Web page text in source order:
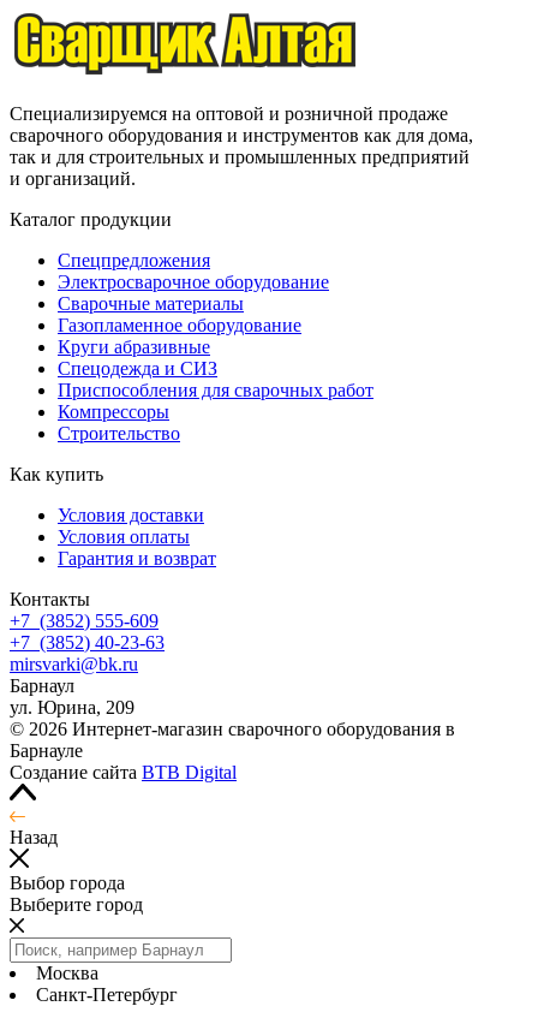
Специализируемся на оптовой и розничной продаже
сварочного оборудования и инструментов как для дома,
так и для строительных и промышленных предприятий
и организаций.
Каталог продукции
Спецпредложения
Электросварочное оборудование
Сварочные материалы
Газопламенное оборудование
Круги абразивные
Спецодежда и СИЗ
Приспособления для сварочных работ
Компрессоры
Строительство
Как купить
Условия доставки
Условия оплаты
Гарантия и возврат
Контакты
+7 (3852) 555-609
+7 (3852) 40-23-63
mirsvarki@bk.ru
Барнаул
ул. Юрина, 209
© 2026 Интернет-магазин сварочного оборудования в
Барнауле
Создание сайта BTB Digital
Назад
Выбор города
Выберите город
Москва
Санкт-Петербург